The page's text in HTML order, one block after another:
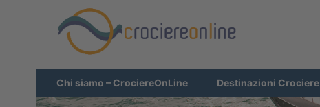
Chi siamo – CrociereOnLine Destinazioni Crociere